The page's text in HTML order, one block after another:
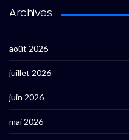
Archives
août 2026
juillet 2026
juin 2026
mai 2026